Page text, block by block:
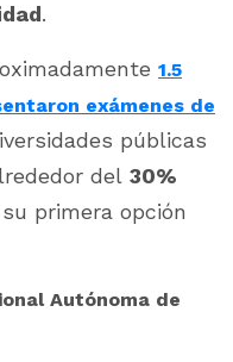
.
1.5
exámenes de
públicas
del 30%
primera opción
Autónoma de